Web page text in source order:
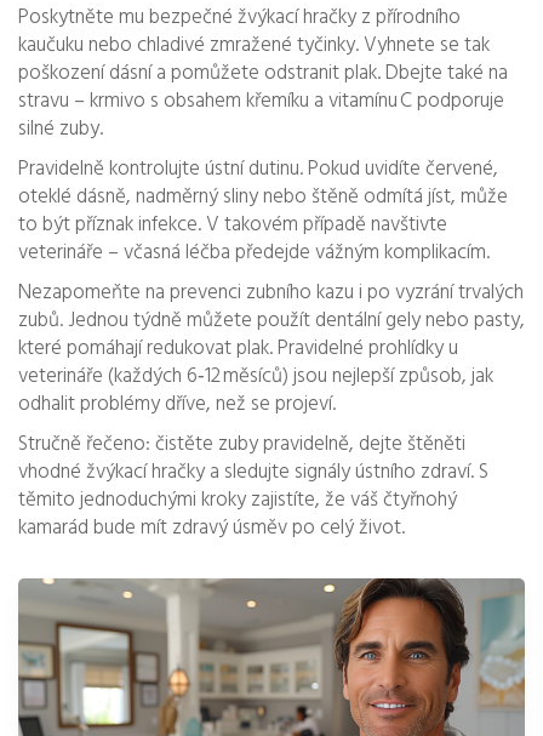
Poskytněte mu bezpečné žvýkací hračky z přírodního
kaučuku nebo chladivé zmražené tyčinky. Vyhnete se tak
poškození dásní a pomůžete odstranit plak. Dbejte také na
stravu – krmivo s obsahem křemíku a vitamínu C podporuje
silné zuby.
Pravidelně kontrolujte ústní dutinu. Pokud uvidíte červené,
oteklé dásně, nadměrný sliny nebo štěně odmítá jíst, může
to být příznak infekce. V takovém případě navštivte
veterináře – včasná léčba předejde vážným komplikacím.
Nezapomeňte na prevenci zubního kazu i po vyzrání trvalých
zubů. Jednou týdně můžete použít dentální gely nebo pasty,
které pomáhají redukovat plak. Pravidelné prohlídky u
veterináře (každých 6‑12 měsíců) jsou nejlepší způsob, jak
odhalit problémy dříve, než se projeví.
Stručně řečeno: čistěte zuby pravidelně, dejte štěněti
vhodné žvýkací hračky a sledujte signály ústního zdraví. S
těmito jednoduchými kroky zajistíte, že váš čtyřnohý
kamarád bude mít zdravý úsměv po celý život.